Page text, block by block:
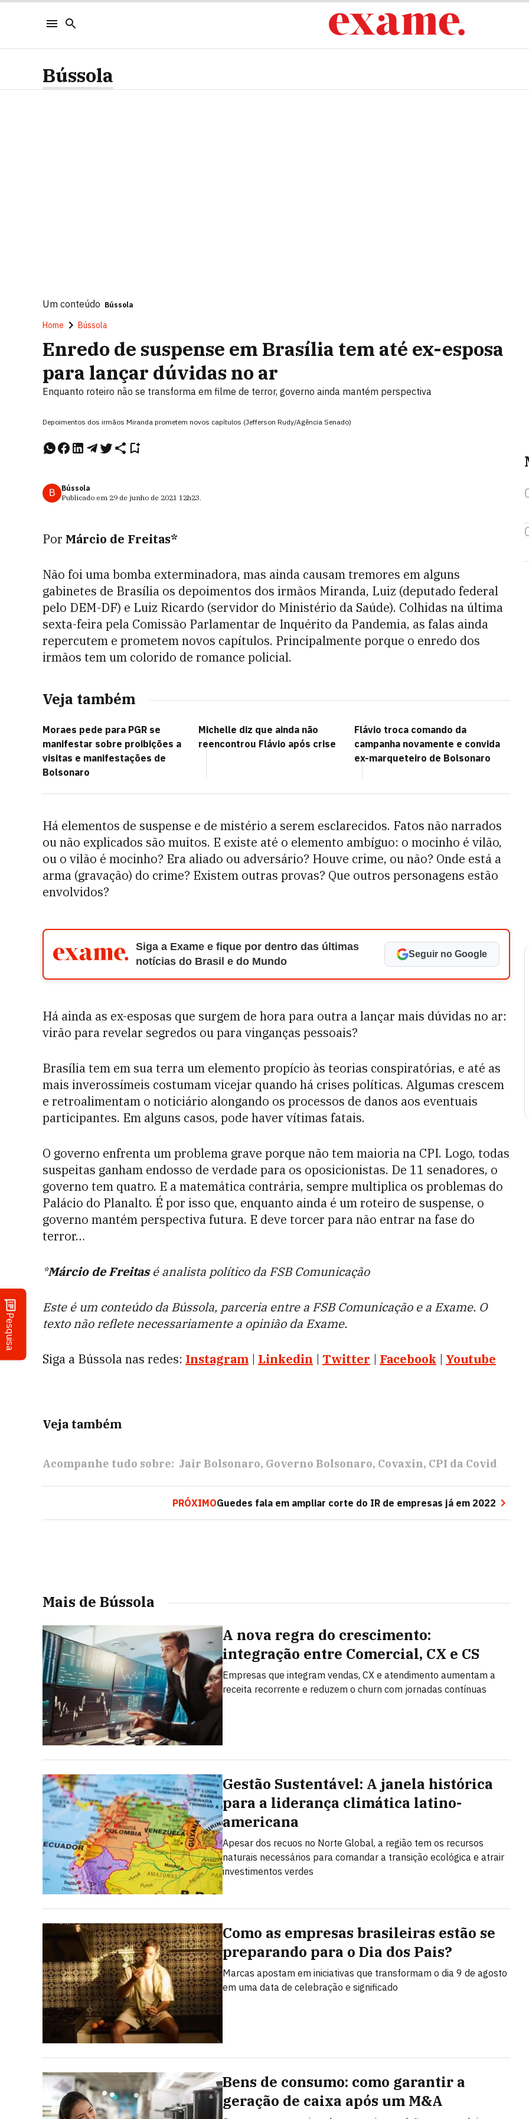
Pesquisa
Bússola
Um conteúdo Bússola
Home Bússola
Enredo de suspense em Brasília tem até ex-esposa
para lançar dúvidas no ar
Enquanto roteiro não se transforma em filme de terror, governo ainda mantém perspectiva
Depoimentos dos irmãos Miranda prometem novos capítulos (Jefferson Rudy/Agência Senado)
B
Bússola
Publicado em 29 de junho de 2021 12h23.
Por Márcio de Freitas*
Não foi uma bomba exterminadora, mas ainda causam tremores em alguns
gabinetes de Brasília os depoimentos dos irmãos Miranda, Luiz (deputado federal
pelo DEM-DF) e Luiz Ricardo (servidor do Ministério da Saúde). Colhidas na última
sexta-feira pela Comissão Parlamentar de Inquérito da Pandemia, as falas ainda
repercutem e prometem novos capítulos. Principalmente porque o enredo dos
irmãos tem um colorido de romance policial.
Veja também
Moraes pede para PGR se
manifestar sobre proibições a
visitas e manifestações de
Bolsonaro
Michelle diz que ainda não
reencontrou Flávio após crise
Flávio troca comando da
campanha novamente e convida
ex-marqueteiro de Bolsonaro
Há elementos de suspense e de mistério a serem esclarecidos. Fatos não narrados
ou não explicados são muitos. E existe até o elemento ambíguo: o mocinho é vilão,
ou o vilão é mocinho? Era aliado ou adversário? Houve crime, ou não? Onde está a
arma (gravação) do crime? Existem outras provas? Que outros personagens estão
envolvidos?
Siga a Exame e fique por dentro das últimas
notícias do Brasil e do Mundo
Seguir no Google
Há ainda as ex-esposas que surgem de hora para outra a lançar mais dúvidas no ar:
virão para revelar segredos ou para vinganças pessoais?
Brasília tem em sua terra um elemento propício às teorias conspiratórias, e até as
mais inverossímeis costumam vicejar quando há crises políticas. Algumas crescem
e retroalimentam o noticiário alongando os processos de danos aos eventuais
participantes. Em alguns casos, pode haver vítimas fatais.
O governo enfrenta um problema grave porque não tem maioria na CPI. Logo, todas
suspeitas ganham endosso de verdade para os oposicionistas. De 11 senadores, o
governo tem quatro. E a matemática contrária, sempre multiplica os problemas do
Palácio do Planalto. É por isso que, enquanto ainda é um roteiro de suspense, o
governo mantém perspectiva futura. E deve torcer para não entrar na fase do
terror…
*Márcio de Freitasé analista político da FSB Comunicação
Este é um conteúdo da Bússola, parceria entre a FSB Comunicação e a Exame. O
texto não reflete necessariamente a opinião da Exame.
Siga a Bússola nas redes: Instagram | Linkedin | Twitter | Facebook | Youtube
Veja também
Acompanhe tudo sobre: Jair Bolsonaro Governo Bolsonaro Covaxin CPI da Covid
PRÓXIMOGuedes fala em ampliar corte do IR de empresas já em 2022
Mais de Bússola
A nova regra do crescimento:
integração entre Comercial, CX e CS
Empresas que integram vendas, CX e atendimento aumentam a
receita recorrente e reduzem o churn com jornadas contínuas
Gestão Sustentável: A janela histórica
para a liderança climática latino-
americana
Apesar dos recuos no Norte Global, a região tem os recursos
naturais necessários para comandar a transição ecológica e atrair
investimentos verdes
Como as empresas brasileiras estão se
preparando para o Dia dos Pais?
Marcas apostam em iniciativas que transformam o dia 9 de agosto
em uma data de celebração e significado
Bens de consumo: como garantir a
geração de caixa após um M&A